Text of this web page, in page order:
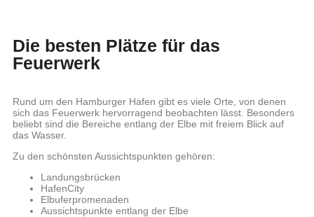
Die besten Plätze für das
Feuerwerk
Rund um den Hamburger Hafen gibt es viele Orte, von denen
sich das Feuerwerk hervorragend beobachten lässt. Besonders
beliebt sind die Bereiche entlang der Elbe mit freiem Blick auf
das Wasser.
Zu den schönsten Aussichtspunkten gehören:
Landungsbrücken
HafenCity
Elbuferpromenaden
Aussichtspunkte entlang der Elbe